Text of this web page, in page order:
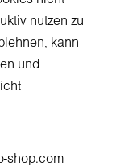
nutzen zu
kann
und
shop.com